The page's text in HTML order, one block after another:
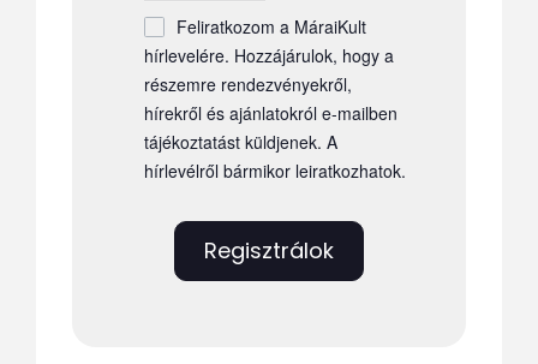
Feliratkozom a MáraiKult
hírlevelére. Hozzájárulok, hogy a
részemre rendezvényekről,
hírekről és ajánlatokról e-mailben
tájékoztatást küldjenek. A
hírlevélről bármikor leiratkozhatok.
Regisztrálok